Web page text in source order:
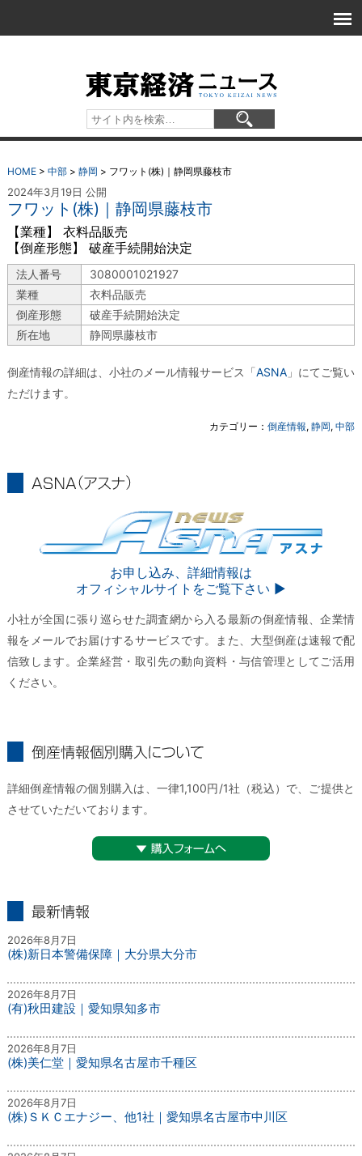
HOME> 中部> 静岡 > フワット(株)｜静岡県藤枝市
2024年3月19日 公開
フワット(株)｜静岡県藤枝市
【業種】 衣料品販売
【倒産形態】 破産手続開始決定
法人番号
3080001021927
業種
衣料品販売
倒産形態
破産手続開始決定
所在地
静岡県藤枝市
倒産情報の詳細は、小社のメール情報サービス「ASNA 」にてご覧い
ただけます。
カテゴリー：倒産情報,静岡,中部
お申し込み、詳細情報は
オフィシャルサイトをご覧下さい ▶︎
小社が全国に張り巡らせた調査網から入る最新の倒産情報、企業情
報をメールでお届けするサービスです。また、大型倒産は速報で配
信致します。企業経営・取引先の動向資料・与信管理としてご活用
ください。
詳細倒産情報の個別購入は、一律1,100円/1社（税込）で、ご提供と
させていただいております。
2026年8月7日
(株)新日本警備保障｜大分県大分市
2026年8月7日
(有)秋田建設｜愛知県知多市
2026年8月7日
(株)美仁堂｜愛知県名古屋市千種区
2026年8月7日
(株)ＳＫＣエナジー、他1社｜愛知県名古屋市中川区